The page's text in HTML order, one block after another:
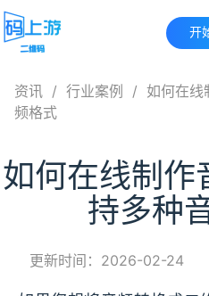
开
资讯 / 行业案例 / 如何在线
频格式
如何在线制作
持多种
更新时间：2026-02-24